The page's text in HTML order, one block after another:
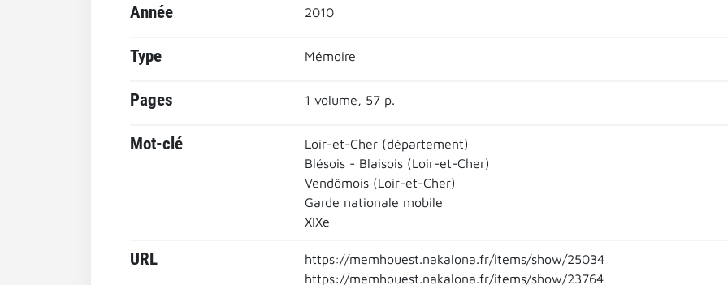
Année 2010
Type Mémoire
Pages 1 volume, 57 p.
Mot-clé
Loir-et-Cher (département)
Blésois - Blaisois (Loir-et-Cher)
Vendômois (Loir-et-Cher)
Garde nationale mobile
XIXe
URL
https://memhouest.nakalona.fr/items/show/25034
https://memhouest.nakalona.fr/items/show/23764